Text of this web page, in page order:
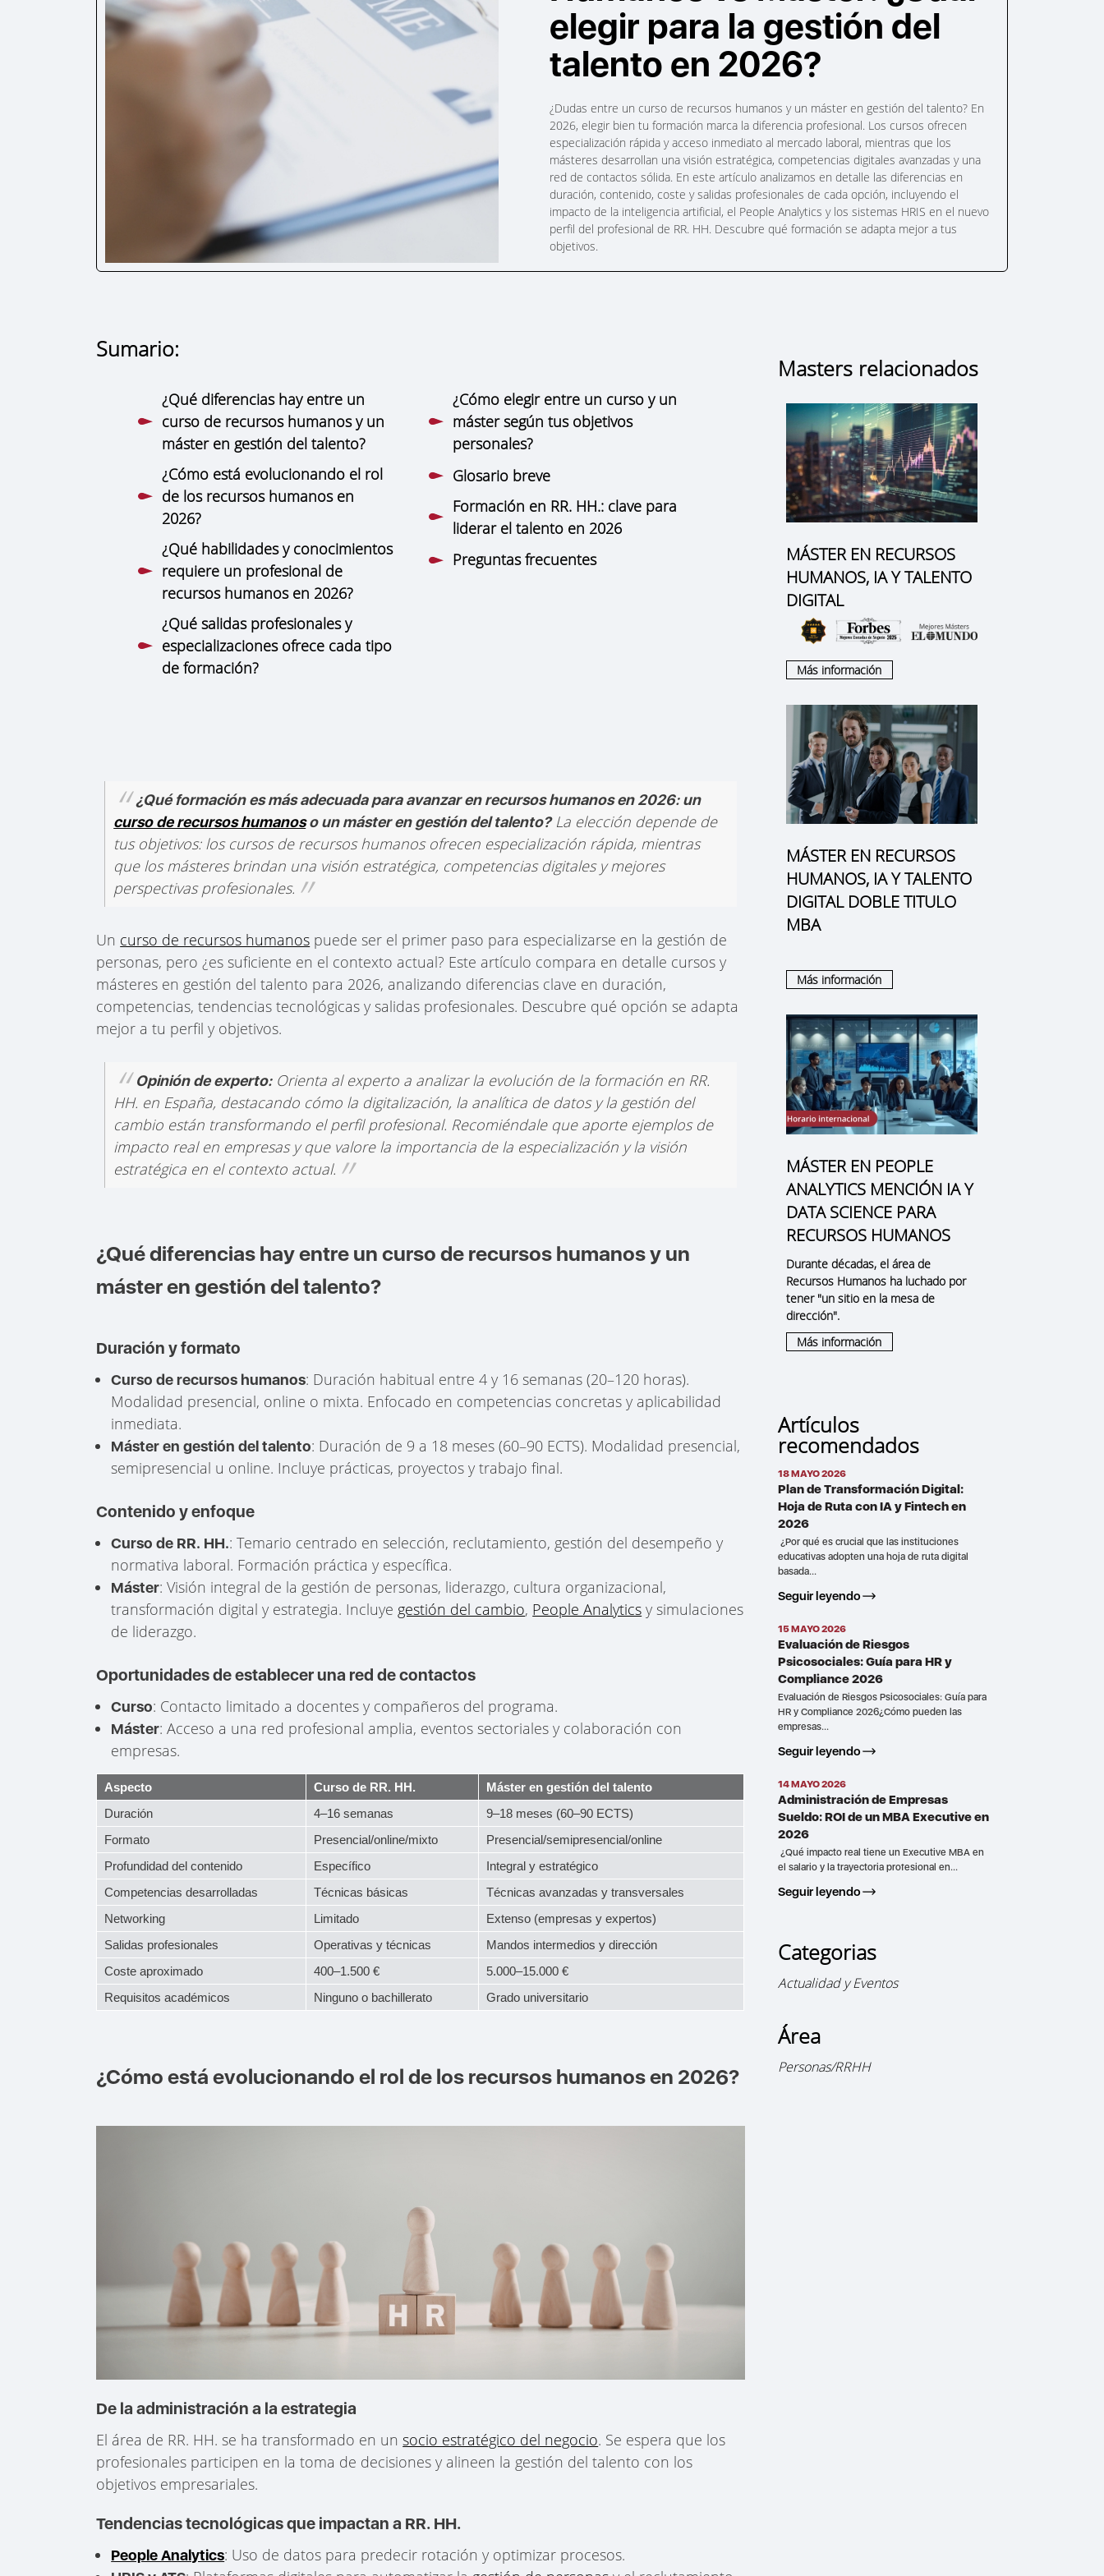
elegir para la gestión del
talento en 2026?
¿Dudas entre un curso de recursos humanos y un máster en gestión del talento? En
2026, elegir bien tu formación marca la diferencia profesional. Los cursos ofrecen
especialización rápida y acceso inmediato al mercado laboral, mientras que los
másteres desarrollan una visión estratégica, competencias digitales avanzadas y una
red de contactos sólida. En este artículo analizamos en detalle las diferencias en
duración, contenido, coste y salidas profesionales de cada opción, incluyendo el
impacto de la inteligencia artificial, el People Analytics y los sistemas HRIS en el nuevo
perfil del profesional de RR. HH. Descubre qué formación se adapta mejor a tus
objetivos.
Sumario:
¿Qué diferencias hay entre un
curso de recursos humanos y un
máster en gestión del talento?
¿Cómo está evolucionando el rol
de los recursos humanos en
2026?
¿Qué habilidades y conocimientos
requiere un profesional de
recursos humanos en 2026?
¿Qué salidas profesionales y
especializaciones ofrece cada tipo
de formación?
¿Cómo elegir entre un curso y un
máster según tus objetivos
personales?
Glosario breve
Formación en RR. HH.: clave para
liderar el talento en 2026
Preguntas frecuentes
¿Qué formación es más adecuada para avanzar en recursos humanos en 2026: un
curso de recursos humanoso un máster en gestión del talento?La elección depende de
tus objetivos: los cursos de recursos humanos ofrecen especialización rápida, mientras
que los másteres brindan una visión estratégica, competencias digitales y mejores
perspectivas profesionales.
Un curso de recursos humanos puede ser el primer paso para especializarse en la gestión de
personas, pero ¿es suficiente en el contexto actual? Este artículo compara en detalle cursos y
másteres en gestión del talento para 2026, analizando diferencias clave en duración,
competencias, tendencias tecnológicas y salidas profesionales. Descubre qué opción se adapta
mejor a tu perfil y objetivos.
Opinión de experto: Orienta al experto a analizar la evolución de la formación en RR.
HH. en España, destacando cómo la digitalización, la analítica de datos y la gestión del
cambio están transformando el perfil profesional. Recomiéndale que aporte ejemplos de
impacto real en empresas y que valore la importancia de la especialización y la visión
estratégica en el contexto actual.
¿Qué diferencias hay entre un curso de recursos humanos y un
máster en gestión del talento?
Duración y formato
Curso de recursos humanos: Duración habitual entre 4 y 16 semanas (20–120 horas).
Modalidad presencial, online o mixta. Enfocado en competencias concretas y aplicabilidad
inmediata.
Máster en gestión del talento: Duración de 9 a 18 meses (60–90 ECTS). Modalidad presencial,
semipresencial u online. Incluye prácticas, proyectos y trabajo final.
Contenido y enfoque
Curso de RR. HH.: Temario centrado en selección, reclutamiento, gestión del desempeño y
normativa laboral. Formación práctica y específica.
Máster: Visión integral de la gestión de personas, liderazgo, cultura organizacional,
transformación digital y estrategia. Incluye gestión del cambio, People Analytics y simulaciones
de liderazgo.
Oportunidades de establecer una red de contactos
Curso: Contacto limitado a docentes y compañeros del programa.
Máster: Acceso a una red profesional amplia, eventos sectoriales y colaboración con
empresas.
Aspecto Curso de RR. HH.
Máster en gestión del talento
Duración
4–16 semanas
9–18 meses (60–90 ECTS)
Formato
Presencial/online/mixto
Presencial/semipresencial/online
Profundidad del contenido
Específico
Integral y estratégico
Competencias desarrolladas
Técnicas básicas
Técnicas avanzadas y transversales
Networking
Limitado
Extenso (empresas y expertos)
Salidas profesionales
Operativas y técnicas
Mandos intermedios y dirección
Coste aproximado
400–1.500 €
5.000–15.000 €
Requisitos académicos
Ninguno o bachillerato Grado universitario
¿Cómo está evolucionando el rol de los recursos humanos en 2026?
De la administración a la estrategia
El área de RR. HH. se ha transformado en unsocio estratégico del negocio. Se espera que los
profesionales participen en la toma de decisiones y alineen la gestión del talento con los
objetivos empresariales.
Tendencias tecnológicas que impactan a RR. HH.
People Analytics: Uso de datos para predecir rotación y optimizar procesos.
Masters relacionados
MÁSTER EN RECURSOS
HUMANOS, IA Y TALENTO
DIGITAL
Más información
MÁSTER EN RECURSOS
HUMANOS, IA Y TALENTO
DIGITAL DOBLE TITULO
MBA
Más información
MÁSTER EN PEOPLE
ANALYTICS MENCIÓN IA Y
DATA SCIENCE PARA
RECURSOS HUMANOS
Durante décadas, el área de
Recursos Humanos ha luchado por
tener "un sitio en la mesa de
dirección".
Más información
Artículos
recomendados
18 MAYO 2026
Plan de Transformación Digital:
Hoja de Ruta con IA y Fintech en
2026
¿Por qué es crucial que las instituciones
educativas adopten una hoja de ruta digital
basada...
Seguir leyendo
15 MAYO 2026
Evaluación de Riesgos
Psicosociales: Guía para HR y
Compliance 2026
Evaluación de Riesgos Psicosociales: Guía para
HR y Compliance 2026¿Cómo pueden las
empresas...
Seguir leyendo
14 MAYO 2026
Administración de Empresas
Sueldo: ROI de un MBA Executive en
2026
¿Qué impacto real tiene un Executive MBA en
el salario y la trayectoria profesional en...
Seguir leyendo
Categorias
Actualidad y Eventos
Área
Personas/RRHH